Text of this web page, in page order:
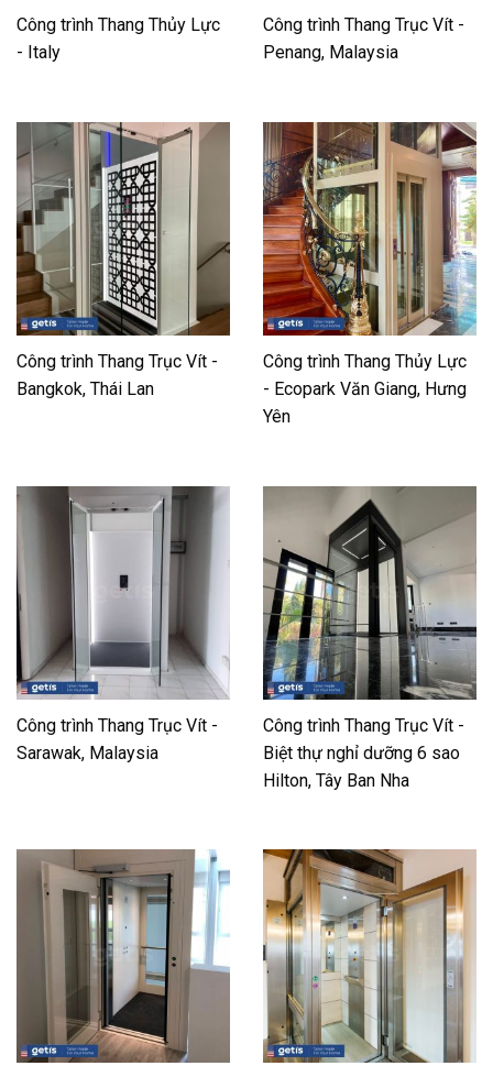
Công trình Thang Thủy Lực
- Italy
Công trình Thang Trục Vít -
Penang, Malaysia
Công trình Thang Trục Vít -
Bangkok, Thái Lan
Công trình Thang Thủy Lực
- Ecopark Văn Giang, Hưng
Yên
Công trình Thang Trục Vít -
Sarawak, Malaysia
Công trình Thang Trục Vít -
Biệt thự nghỉ dưỡng 6 sao
Hilton, Tây Ban Nha